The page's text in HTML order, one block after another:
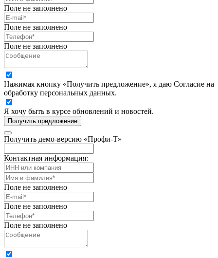
Поле не заполнено
Поле не заполнено
Поле не заполнено
Нажимая кнопку «Получить предложение», я даю Согласие на
обработку персональных данных.
Я хочу быть в курсе обновлений и новостей.
Получить предложение
Получить демо-версию «Профи-Т»
Контактная информация:
Поле не заполнено
Поле не заполнено
Поле не заполнено